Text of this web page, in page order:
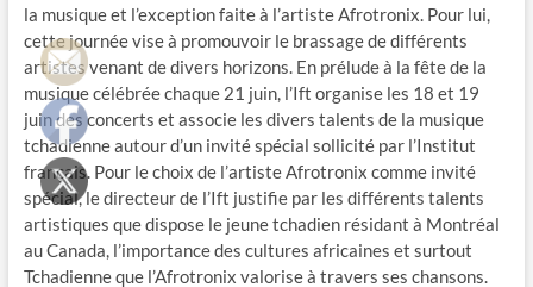
la musique et l’exception faite à l’artiste Afrotronix. Pour lui,
cette journée vise à promouvoir le brassage de différents
artistes venant de divers horizons. En prélude à la fête de la
musique célébrée chaque 21 juin, l’Ift organise les 18 et 19
juin des concerts et associe les divers talents de la musique
tchadienne autour d’un invité spécial sollicité par l’Institut
français. Pour le choix de l’artiste Afrotronix comme invité
spécial, le directeur de l’Ift justifie par les différents talents
artistiques que dispose le jeune tchadien résidant à Montréal
au Canada, l’importance des cultures africaines et surtout
Tchadienne que l’Afrotronix valorise à travers ses chansons.